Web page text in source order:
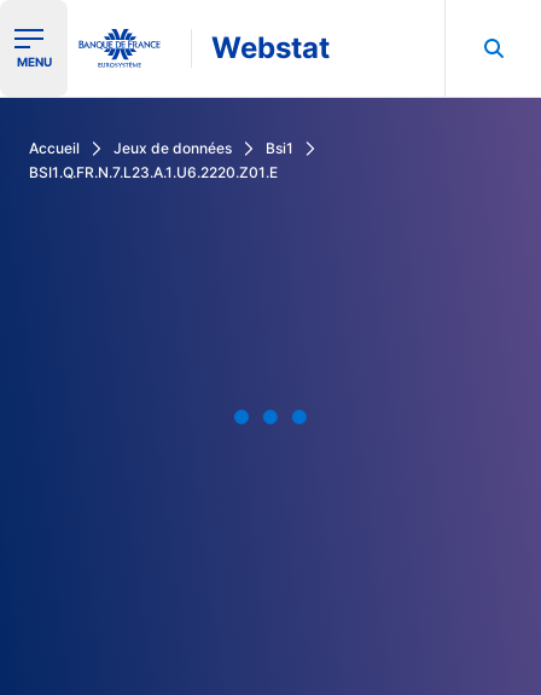
Ouvrir le menu de navigation
MENU Webstat
Accueil Jeux de données
Bsi1
BSI1.Q.FR.N.7.L23.A.1.U6.2220.Z01.E